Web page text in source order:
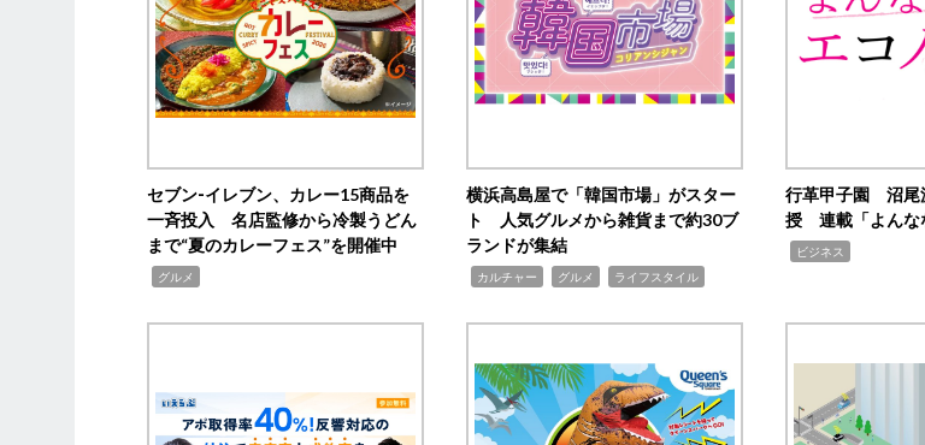
セブン‐イレブン、カレー15商品を
一斉投入 名店監修から冷製うどん
まで“夏のカレーフェス”を開催中
グルメ
横浜高島屋で「韓国市場」がスター
ト 人気グルメから雑貨まで約30ブ
ランドが集結
カルチャー グルメ ライフスタイル
行革甲子園 沼尾
授 連載「よんな
ビジネス